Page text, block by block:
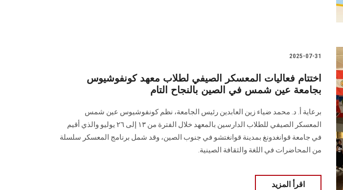
2025-07-31
اختتام فعاليات المعسكر الصيفي لطلاب معهد كونفوشيوس
بجامعة عين شمس في الصين بالنجاح التام
‏‎برعاية أ. د. محمد ضياء زين العابدين رئيس الجامعة، نظم كونفوشيوس عين شمس
المعسكر الصيفي للطلاب الدارسين بالمعهد خلال الفترة من ١٣ إلى ٢٦ يوليو والذي أقيم
في جامعة قوانغدونغ بمدينة قوانغتشو في جنوب الصين، وقد شمل برنامج المعسكر سلسلة
من المحاضرات في اللغة والثقافة الصينية.
اقرأ المزيد